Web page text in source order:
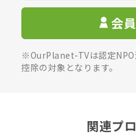
会
※OurPlanet-TVは認定NPO
控除の対象となります。
関連プ